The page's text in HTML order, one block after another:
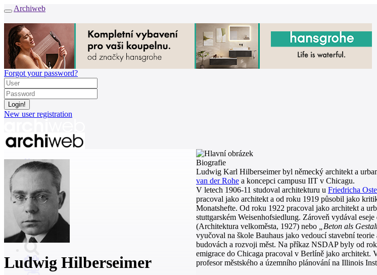
Archiweb
Forgot your password?
New user registration
News
Architects
Buildings
Catalogue
E-shop
Job find
165
cz
Ludwig Hilberseimer
Biografie
Ludwig Karl Hilberseimer byl německý architekt a
van der Rohe a koncepci campusu IIT v Chicagu.
V letech 1906-11 studoval architekturu u Friedricha
pracoval jako architekt a od roku 1919 působil jako
Monatshefte. Od roku 1922 pracoval jako architekt a
stuttgarském Weisenhofsiedlung. Zároveň vydával
(Architektura velkoměsta, 1927) nebo
„Beton als
vyučoval na škole Bauhaus jako vedoucí stavební
budovách a rozvoji měst. Na příkaz NSDAP byly od
emigrace do Chicaga pracoval v Berlíně jako architekt.
profesor městského a územního plánování na Illinois